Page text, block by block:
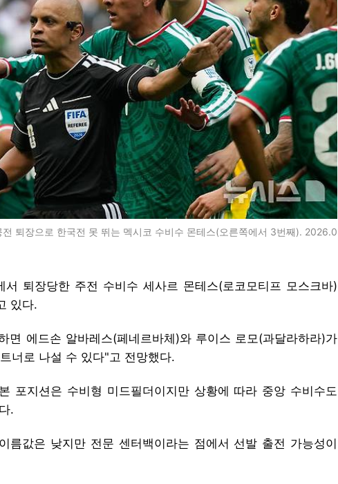
퇴장으로 한국전 못 뛰는 멕시코 수비수 몬테스(오른쪽에서 3번째). 2026.0
서 퇴장당한 주전 수비수 세사르 몬테스(로코모티프 모스크바)
있다.
면 에드손 알바레스(페네르바체)와 루이스 로모(과달라하라)가
너로 나설 수 있다"고 전망했다.
포지션은 수비형 미드필더이지만 상황에 따라 중앙 수비수도
.
름값은 낮지만 전문 센터백이라는 점에서 선발 출전 가능성이